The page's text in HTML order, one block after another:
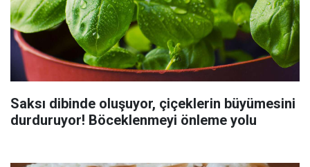
Saksı dibinde oluşuyor, çiçeklerin büyümesini
durduruyor! Böceklenmeyi önleme yolu